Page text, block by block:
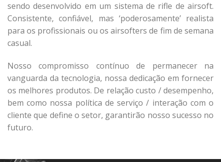
sendo desenvolvido em um sistema de rifle de airsoft.
Consistente, confiável, mas ‘poderosamente’ realista
para os profissionais ou os airsofters de fim de semana
casual.
Nosso compromisso contínuo de permanecer na
vanguarda da tecnologia, nossa dedicação em fornecer
os melhores produtos. De relação custo / desempenho,
bem como nossa política de serviço / interação com o
cliente que define o setor, garantirão nosso sucesso no
futuro.